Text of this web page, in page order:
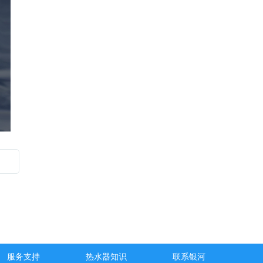
服务支持 热水器知识 联系银河